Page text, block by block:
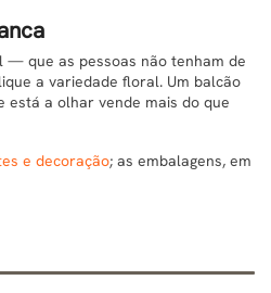
— que as pessoas não tenham de
a variedade floral. Um balcão
está a olhar vende mais do que
e decoração; as embalagens, em